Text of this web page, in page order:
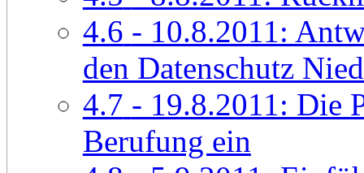
4.6 - 10.8.2011:
den Datenschutz
4.7 - 19.8.2011: Die
Berufung ein